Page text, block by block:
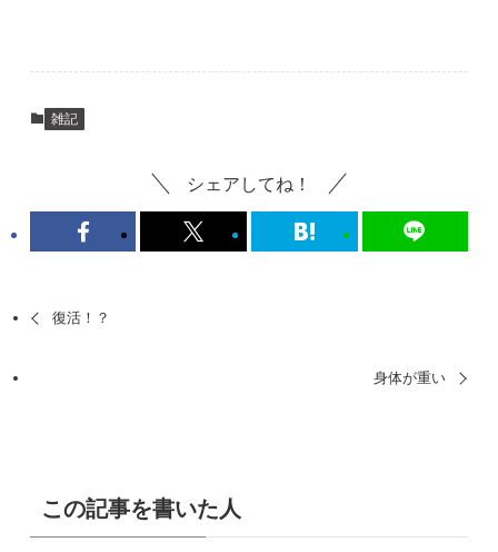
雑記
シェアしてね！
復活！？
身体が重い
この記事を書いた人